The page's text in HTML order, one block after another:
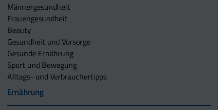
Männergesundheit
Frauengesundheit
Beauty
Gesundheit und Vorsorge
Gesunde Ernährung
Sport und Bewegung
Alltags- und Verbrauchertipps
Ernährung